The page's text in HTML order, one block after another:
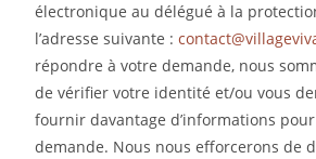
électronique au délégué à la
l’adresse suivante :
répondre à votre demande, nous
de vérifier votre identité et/ou vous
fournir davantage d’informations
demande. Nous nous efforcerons de